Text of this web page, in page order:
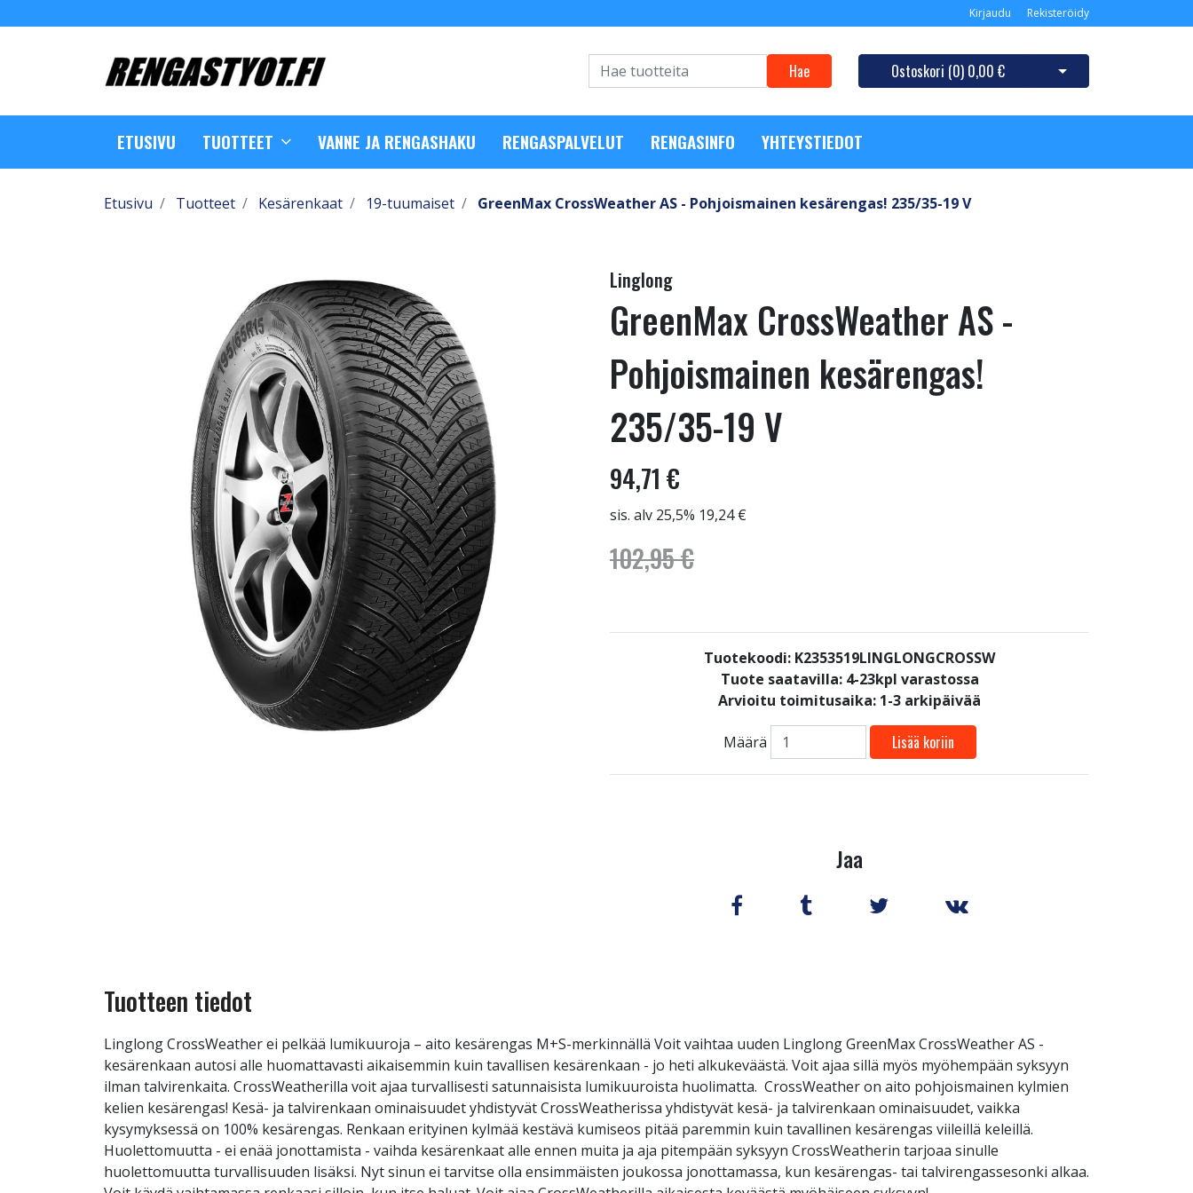
Kirjaudu Rekisteröidy
Hae Ostoskori (0) 0,00 € Avaa ostoskori
ETUSIVU TUOTTEET VANNE JA RENGASHAKU RENGASPALVELUT RENGASINFO YHTEYSTIEDOT
Etusivu Tuotteet Kesärenkaat 19-tuumaiset GreenMax CrossWeather AS - Pohjoismainen kesärengas! 235/35-19 V
Linglong
GreenMax CrossWeather AS -
Pohjoismainen kesärengas!
235/35-19 V
94,71 €
sis. alv 25,5% 19,24 €
102,95 €
Tuotekoodi: K2353519LINGLONGCROSSW
Tuote saatavilla: 4-23kpl varastossa
Arvioitu toimitusaika: 1-3 arkipäivää
Määrä Lisää koriin
Jaa
Tuotteen tiedot
Linglong CrossWeather ei pelkää lumikuuroja – aito kesärengas M+S-merkinnällä Voit vaihtaa uuden Linglong GreenMax CrossWeather AS -
kesärenkaan autosi alle huomattavasti aikaisemmin kuin tavallisen kesärenkaan - jo heti alkukeväästä. Voit ajaa sillä myös myöhempään syksyyn
ilman talvirenkaita. CrossWeatherilla voit ajaa turvallisesti satunnaisista lumikuuroista huolimatta. CrossWeather on aito pohjoismainen kylmien
kelien kesärengas! Kesä- ja talvirenkaan ominaisuudet yhdistyvät CrossWeatherissa yhdistyvät kesä- ja talvirenkaan ominaisuudet, vaikka
kysymyksessä on 100% kesärengas. Renkaan erityinen kylmää kestävä kumiseos pitää paremmin kuin tavallinen kesärengas viileillä keleillä.
Huolettomuutta - ei enää jonottamista - vaihda kesärenkaat alle ennen muita ja aja pitempään syksyyn CrossWeatherin tarjoaa sinulle
huolettomuutta turvallisuuden lisäksi. Nyt sinun ei tarvitse olla ensimmäisten joukossa jonottamassa, kun kesärengas- tai talvirengassesonki alkaa.